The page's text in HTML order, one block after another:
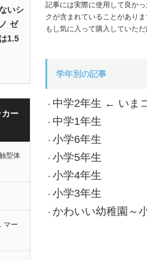
いシ
ゼ
1.5
カー
型体
マー
記事には実際に使用して良か
クが含まれていることがありま
もし気に入って購入していた
学年別の記事
・ 中学2年生 ← いま
・ 中学1年生
・ 小学6年生
・ 小学5年生
・ 小学4年生
・ 小学3年生
・ かわいい幼稚園～